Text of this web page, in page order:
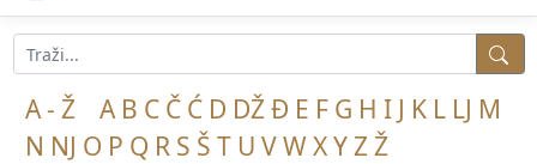
A - Ž A B C Č Ć D DŽĐ E F G H I J K L LJ M
N NJ O P Q R S Š T U VW XYZŽ